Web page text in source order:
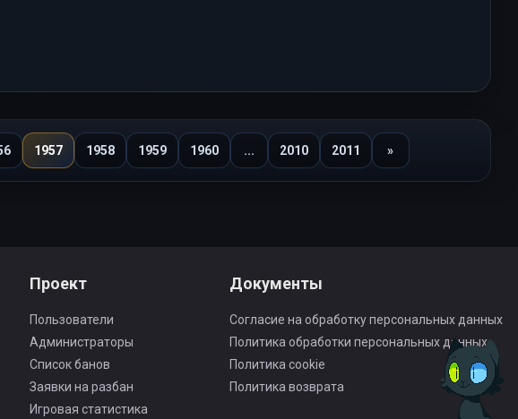
1957 1958 1959 1960 ... 2010 2011 »
Вперед
Проект
Пользователи
Администраторы
Список банов
Заявки на разбан
Игровая статистика
Документы
Согласие на обработку персональных данных
Политика обработки персональных данных
Политика cookie
Политика возврата